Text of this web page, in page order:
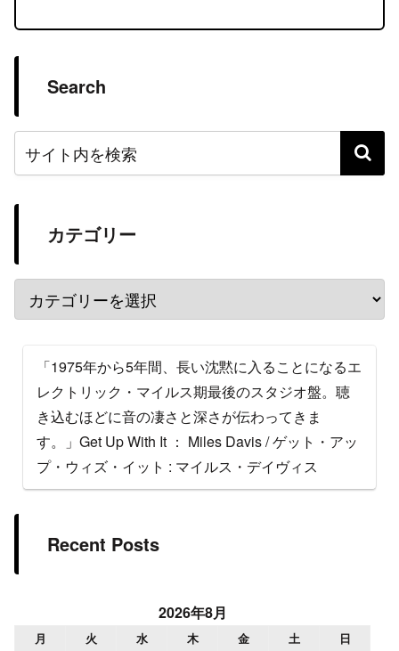
Search
カテゴリー
「1975年から5年間、長い沈黙に入ることになるエ
レクトリック・マイルス期最後のスタジオ盤。聴
き込むほどに音の凄さと深さが伝わってきま
す。」Get Up With It ： Miles Davis / ゲット・アッ
プ・ウィズ・イット : マイルス・デイヴィス
Recent Posts
2026年8月
月 火 水 木 金 土 日